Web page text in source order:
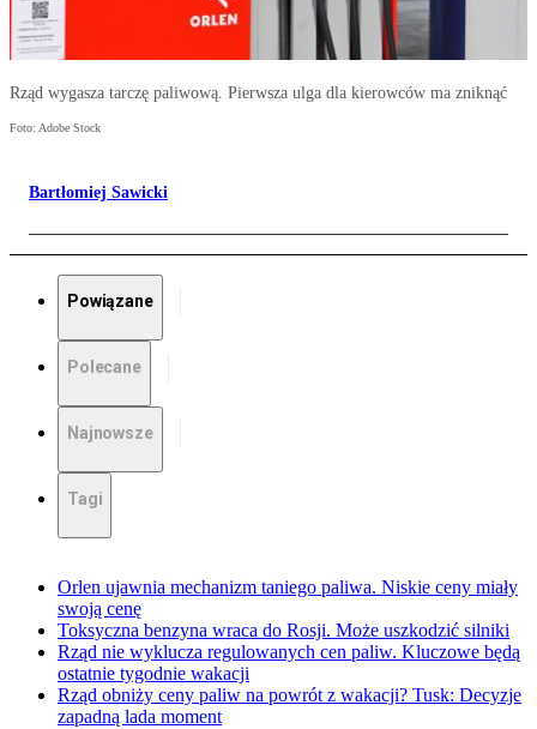
Rząd wygasza tarczę paliwową. Pierwsza ulga dla kierowców ma zniknąć
Foto: Adobe Stock
Bartłomiej Sawicki
Powiązane
Polecane
Najnowsze
Tagi
Orlen ujawnia mechanizm taniego paliwa. Niskie ceny miały
swoją cenę
Toksyczna benzyna wraca do Rosji. Może uszkodzić silniki
Rząd nie wyklucza regulowanych cen paliw. Kluczowe będą
ostatnie tygodnie wakacji
Rząd obniży ceny paliw na powrót z wakacji? Tusk: Decyzje
zapadną lada moment